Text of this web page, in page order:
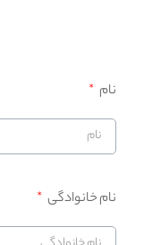
نام
نام خانوادگی